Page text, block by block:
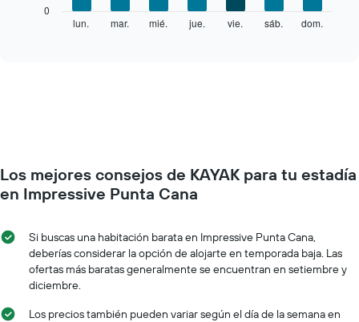
indica
el
de
una
habitación
cada
día
semana
El
gráfico
muestra
eje
lun. mar. mié. jue. vie. sáb. dom.
0
Los mejores consejos de KAYAK para tu estadía
en Impressive Punta Cana
Si buscas una habitación barata en Impressive Punta Cana,
deberías considerar la opción de alojarte en temporada baja. Las
ofertas más baratas generalmente se encuentran en setiembre y
diciembre.
Los precios también pueden variar según el día de la semana en